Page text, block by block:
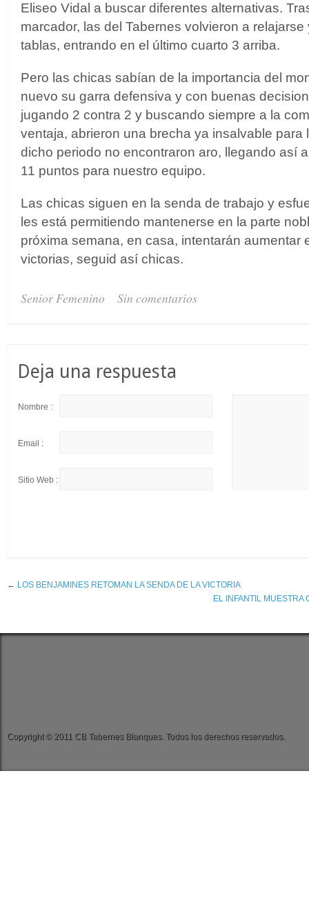
Eliseo Vidal a buscar diferentes alternativas.
marcador, las del Tabernes volvieron a
tablas, entrando en el último cuarto 3 arriba.
Pero las chicas sabían de la importancia del
nuevo su garra defensiva y con buenas
jugando 2 contra 2 y buscando siempre a la
ventaja, abrieron una brecha ya insalvable para
dicho periodo no encontraron aro, llegando así
11 puntos para nuestro equipo.
Las chicas siguen en la senda de trabajo y
les está permitiendo mantenerse en la parte
próxima semana, en casa, intentarán aumentar
victorias, seguid así chicas.
Senior Femenino Sin comentarios
Deja una respuesta
Nombre :
Email :
Sitio Web :
← LOS BENJAMINES RETOMAN LA SENDA DE LA VICTORIA
EL INFANTIL MUESTRA
Copyright © 2011 CB Tabernes Blanques. Todos los derechos reservados.